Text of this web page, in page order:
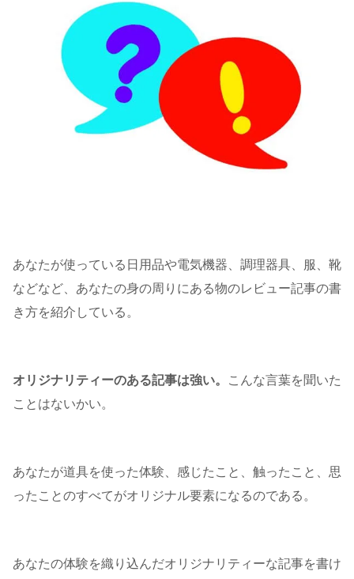
あなたが使っている日用品や電気機器、調理器具、服、靴
などなど、あなたの身の周りにある物のレビュー記事の書
き方を紹介している。
オリジナリティーのある記事は強い。
こんな言葉を聞いた
ことはないかい。
あなたが道具を使った体験、感じたこと、触ったこと、思
ったことのすべてがオリジナル要素になるのである。
あなたの体験を織り込んだオリジナリティーな記事を書け